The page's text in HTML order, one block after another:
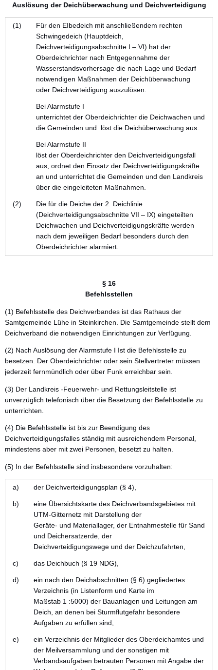
Auslösung der Deichüberwachung und Deichverteidigung
(1)
Für den EIbedeich mit anschließendem rechten
Schwingedeich (Hauptdeich,
Deichverteidigungsabschnitte I – VI) hat der
Oberdeichrichter nach Entgegennahme der
Wasserstandsvorhersage die nach Lage und Bedarf
notwendigen Maßnahmen der Deichüberwachung
oder Deichverteidigung auszulösen.
Bei Alarmstufe I
unterrichtet der Oberdeichrichter die Deichwachen und
die Gemeinden und löst die Deichüberwachung aus.
Bei Alarmstufe II
löst der Oberdeichrichter den Deichverteidigungsfall
aus, ordnet den Einsatz der Deichverteidigungskräfte
an und unterrichtet die Gemeinden und den Landkreis
über die eingeleiteten Maßnahmen.
(2)
Die für die Deiche der 2. Deichlinie
(Deichverteidigungsabschnitte VII – IX) eingeteilten
Deichwachen und Deichverteidigungskräfte werden
nach dem jeweiligen Bedarf besonders durch den
Oberdeichrichter alarmiert.
§ 16
Befehlsstellen
(1) Befehlsstelle des Deichverbandes ist das Rathaus der
Samtgemeinde Lühe in Steinkirchen. Die Samtgemeinde stellt dem
Deichverband die notwendigen Einrichtungen zur Verfügung.
(2) Nach Auslösung der Alarmstufe I Ist die Befehlsstelle zu
besetzen. Der Oberdeichrichter oder sein Stellvertreter müssen
jederzeit fernmündlich oder über Funk erreichbar sein.
(3) Der Landkreis -Feuerwehr- und Rettungsleitstelle ist
unverzüglich telefonisch über die Besetzung der Befehlsstelle zu
unterrichten.
(4) Die Befehlsstelle ist bis zur Beendigung des
Deichverteidigungsfalles ständig mit ausreichendem Personal,
mindestens aber mit zwei Personen, besetzt zu halten.
(5) In der Befehlsstelle sind insbesondere vorzuhalten:
a) der Deichverteidigungsplan (§ 4),
b)
eine Übersichtskarte des Deichverbandsgebietes mit
UTM-Gitternetz mit Darstellung der
Geräte- und Materiallager, der Entnahmestelle für Sand
und Deichersatzerde, der
Deichverteidigungswege und der Deichzufahrten,
c) das Deichbuch (§ 19 NDG),
d)
ein nach den Deichabschnitten (§ 6) gegliedertes
Verzeichnis (in Listenform und Karte im
Maßstab 1 :5000) der Bauanlagen und Leitungen am
Deich, an denen bei Sturmflutgefahr besondere
Aufgaben zu erfüllen sind,
e)
ein Verzeichnis der Mitglieder des Oberdeichamtes und
der Meilversammlung und der sonstigen mit
Verbandsaufgaben betrauten Personen mit Angabe der